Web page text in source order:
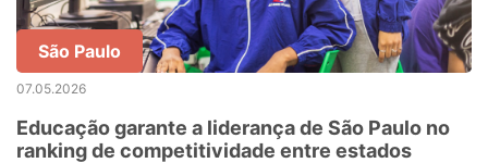
São Paulo
07.05.2026
Educação garante a liderança de São Paulo no
ranking de competitividade entre estados